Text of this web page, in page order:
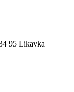
95 Likavka